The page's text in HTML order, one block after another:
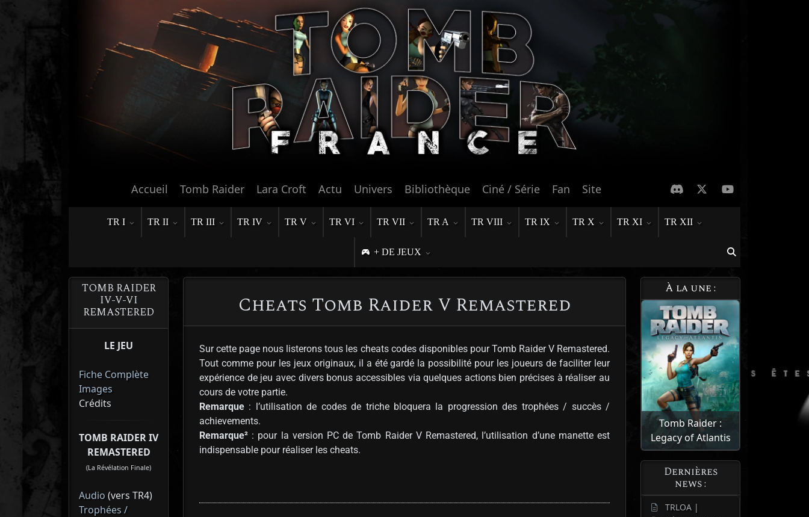
Accueil Tomb Raider Lara Croft Actu Univers Bibliothèque Ciné / Série Fan Site
TR I TR II TR III TR IV TR V TR VI TR VII TR A TR VIII TR IX TR X TR XI TR XII
+ DE JEUX
TOMB RAIDER
IV-V-VI
REMASTERED
LE JEU
Fiche Complète
Images
Crédits
TOMB RAIDER IV
REMASTERED
(La Révélation Finale)
Audio (vers TR4)
Trophées /
Cheats Tomb Raider V Remastered
Sur cette page nous listerons tous les cheats codes disponibles pour Tomb Raider V Remastered.
Tout comme pour les jeux originaux, il a été gardé la possibilité pour les joueurs de faciliter leur
expérience de jeu avec divers bonus accessibles via quelques actions bien précises à réaliser au
cours de votre partie.
Remarque : l’utilisation de codes de triche bloquera la progression des trophées / succès /
achievements.
Remarque² : pour la version PC de Tomb Raider V Remastered, l’utilisation d’une manette est
indispensable pour réaliser les cheats.
À la une :
Tomb Raider :
Legacy of Atlantis
Dernières
news :
TRLOA |